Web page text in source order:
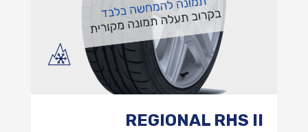
REGIONAL RHS II